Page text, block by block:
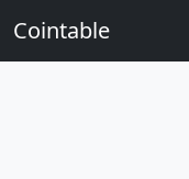
Cointable